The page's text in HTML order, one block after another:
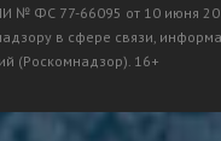
№ ФС 77-66095 от 10 июня
в сфере связи,
(Роскомнадзор). 16+